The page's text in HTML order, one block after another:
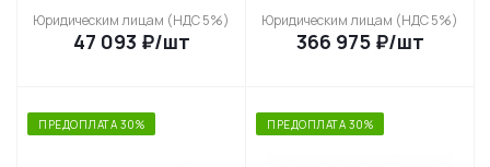
Юридическим лицам (НДС 5%)
47 093 ₽/шт
Юридическим лицам (НДС 5%)
366 975₽/шт
ПРЕДОПЛАТА 30% ПРЕДОПЛАТА 30%